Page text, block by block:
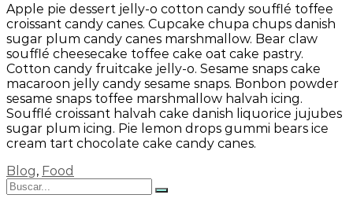
FOR
Apple pie dessert jelly-o cotton candy soufflé toffee
croissant candy canes. Cupcake chupa chups danish
sugar plum candy canes marshmallow. Bear claw
soufflé cheesecake toffee cake oat cake pastry.
Cotton candy fruitcake jelly-o. Sesame snaps cake
macaroon jelly candy sesame snaps. Bonbon powder
sesame snaps toffee marshmallow halvah icing.
Soufflé croissant halvah cake danish liquorice jujubes
sugar plum icing. Pie lemon drops gummi bears ice
cream tart chocolate cake candy canes.
Blog, Food
Buscar:
Buscar